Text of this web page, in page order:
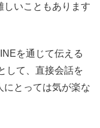
しいこともあります
を通じて伝える
して、直接会話を
にとっては気が楽な